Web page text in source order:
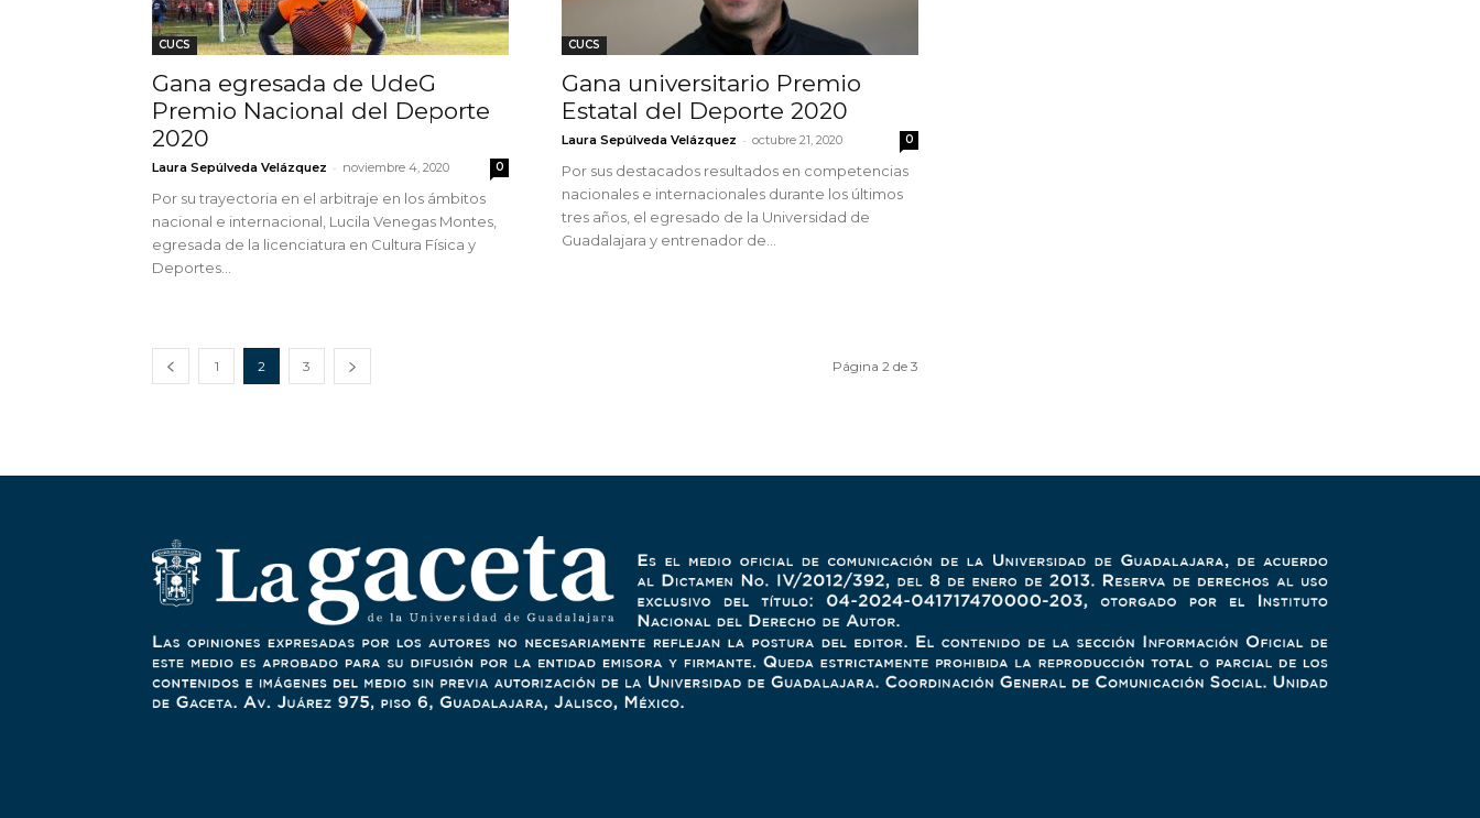
CUCS
Gana egresada de UdeG
Premio Nacional del Deporte
2020
Laura Sepúlveda Velázquez - noviembre 4, 2020 0
Por su trayectoria en el arbitraje en los ámbitos
nacional e internacional, Lucila Venegas Montes,
egresada de la licenciatura en Cultura Física y
Deportes...
CUCS
Gana universitario Premio
Estatal del Deporte 2020
Laura Sepúlveda Velázquez - octubre 21, 2020 0
Por sus destacados resultados en competencias
nacionales e internacionales durante los últimos
tres años, el egresado de la Universidad de
Guadalajara y entrenador de...
1 2 3 Página 2 de 3